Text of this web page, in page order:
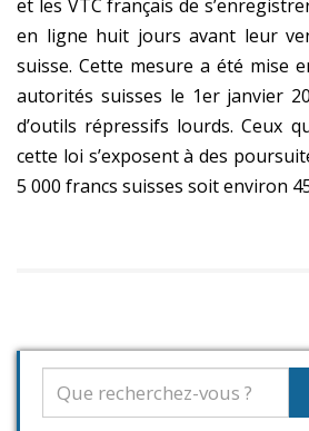
et les VTC français de
en ligne huit jours avant leur
suisse. Cette mesure a été mise
autorités suisses le 1er janvier
d’outils répressifs lourds. Ceux
cette loi s’exposent à des
5 000 francs suisses soit environ